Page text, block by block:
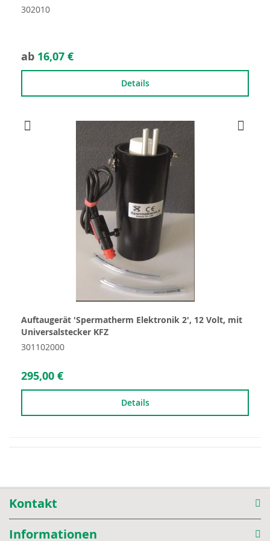
302010
ab 16,07 €
Details
Auftaugerät 'Spermatherm Elektronik 2', 12 Volt, mit
Universalstecker KFZ
301102000
295,00 €
Details
Kontakt
Informationen